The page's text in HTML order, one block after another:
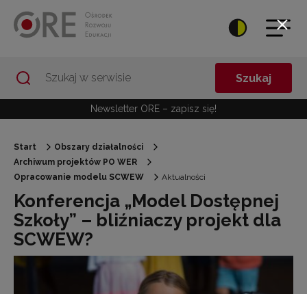
Szukaj
Newsletter ORE – zapisz się!
Start
Obszary działalności
Archiwum projektów PO WER
Opracowanie modelu SCWEW
Aktualności
Konferencja „Model Dostępnej
Szkoły” – bliźniaczy projekt dla
SCWEW?